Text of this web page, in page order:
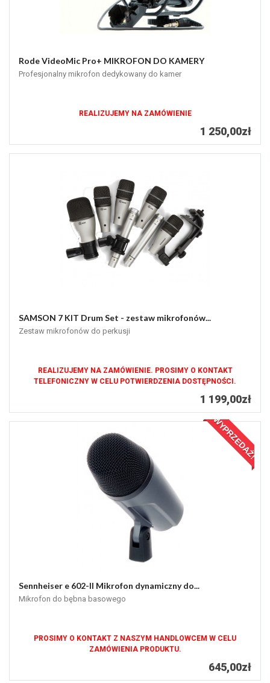
Rode VideoMic Pro+ MIKROFON DO KAMERY
Profesjonalny mikrofon dedykowany do kamer
REALIZUJEMY NA ZAMÓWIENIE
1 250,00zł
SAMSON 7 KIT Drum Set - zestaw mikrofonów...
Zestaw mikrofonów do perkusji
REALIZUJEMY NA ZAMÓWIENIE. PROSIMY O KONTAKT
TELEFONICZNY W CELU POTWIERDZENIA DOSTĘPNOŚCI.
1 199,00zł
WYPRZEDAŻ!
Sennheiser e 602-II Mikrofon dynamiczny do...
Mikrofon do bębna basowego
PROSIMY O KONTAKT Z NASZYM HANDLOWCEM W CELU
ZAMÓWIENIA PRODUKTU.
645,00zł